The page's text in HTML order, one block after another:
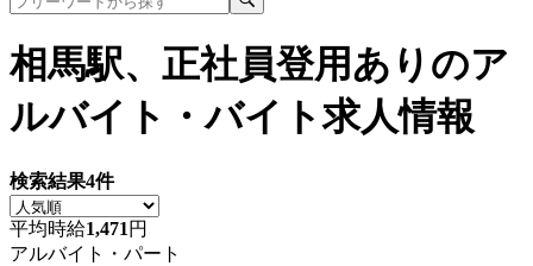
相馬駅、正社員登用あり のア
ルバイト・バイト求人情報
検索結果4件
平均時給1,471 円
アルバイト・パート